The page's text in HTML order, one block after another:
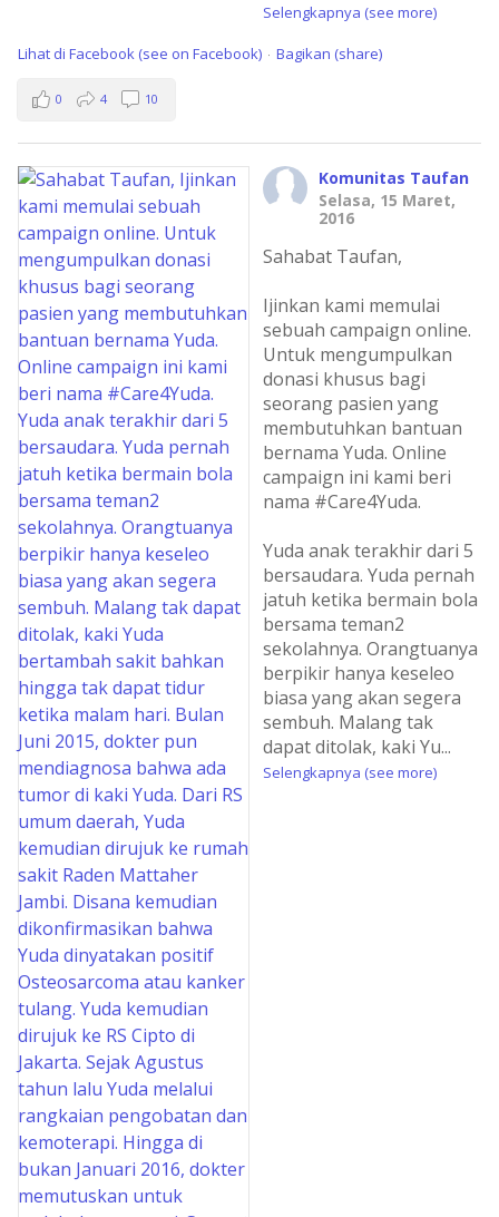
Selengkapnya (see more)
Lihat di Facebook (see on Facebook) · Bagikan (share)
0 4 10
Komunitas Taufan
Selasa, 15 Maret,
2016
Sahabat Taufan,
Ijinkan kami memulai
sebuah campaign online.
Untuk mengumpulkan
donasi khusus bagi
seorang pasien yang
membutuhkan bantuan
bernama Yuda. Online
campaign ini kami beri
nama #Care4Yuda.
Yuda anak terakhir dari 5
bersaudara. Yuda pernah
jatuh ketika bermain bola
bersama teman2
sekolahnya. Orangtuanya
berpikir hanya keseleo
biasa yang akan segera
sembuh. Malang tak
dapat ditolak, kaki Yu...
Selengkapnya (see more)